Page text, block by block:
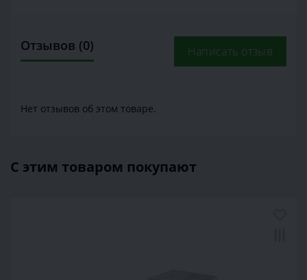
Отзывов (0) Написать отзыв
Нет отзывов об этом товаре.
С этим товаром покупают